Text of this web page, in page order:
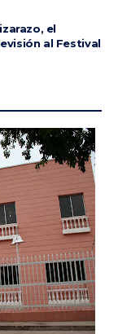
el
al Festival